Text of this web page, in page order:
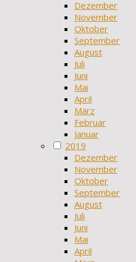
Dezember
November
Oktober
September
August
Juli
Juni
Mai
April
März
Februar
Januar
2019
Dezember
November
Oktober
September
August
Juli
Juni
Mai
April